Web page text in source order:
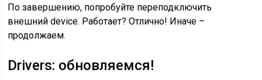
По завершению, попробуйте переподключить
внешний device. Работает? Отлично! Иначе –
продолжаем.
Drivers: обновляемся!